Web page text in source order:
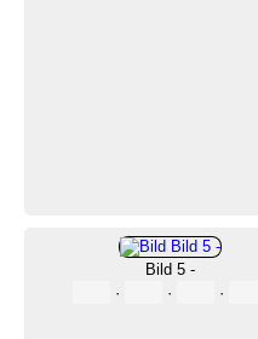
Bild 5 -
·
· ·